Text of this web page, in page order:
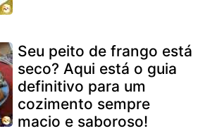
Seu peito de frango está
seco? Aqui está o guia
definitivo para um
cozimento sempre
macio e saboroso!